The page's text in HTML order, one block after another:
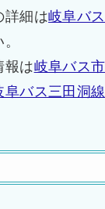
細は岐阜バ
は岐阜バス
阜バス三田洞